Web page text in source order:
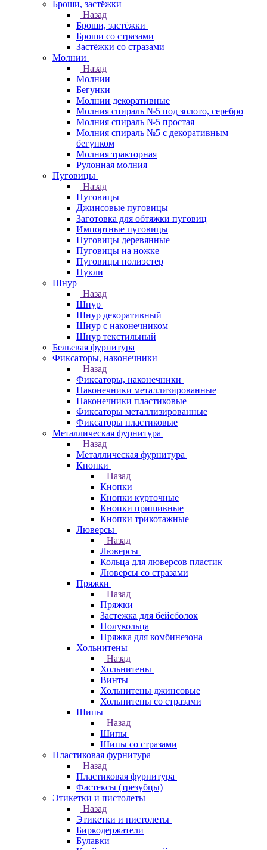
Броши, застёжки
Назад
Броши, застёжки
Броши со стразами
Застёжки со стразами
Молнии
Назад
Молнии
Бегунки
Молнии декоративные
Молния спираль №5 под золото, серебро
Молния спираль №5 простая
Молния спираль №5 с декоративным
бегунком
Молния тракторная
Рулонная молния
Пуговицы
Назад
Пуговицы
Джинсовые пуговицы
Заготовка для обтяжки пуговиц
Импортные пуговицы
Пуговицы деревянные
Пуговицы на ножке
Пуговицы полиэстер
Пукли
Шнур
Назад
Шнур
Шнур декоративный
Шнур с наконечником
Шнур текстильный
Бельевая фурнитура
Фиксаторы, наконечники
Назад
Фиксаторы, наконечники
Наконечники металлизированные
Наконечники пластиковые
Фиксаторы металлизированные
Фиксаторы пластиковые
Металлическая фурнитура
Назад
Металлическая фурнитура
Кнопки
Назад
Кнопки
Кнопки курточные
Кнопки пришивные
Кнопки трикотажные
Люверсы
Назад
Люверсы
Кольца для люверсов пластик
Люверсы со стразами
Пряжки
Назад
Пряжки
Застежка для бейсболок
Полукольца
Пряжка для комбинезона
Хольнитены
Назад
Хольнитены
Винты
Хольнитены джинсовые
Хольнитены со стразами
Шипы
Назад
Шипы
Шипы со стразами
Пластиковая фурнитура
Назад
Пластиковая фурнитура
Фастексы (трезубцы)
Этикетки и пистолеты
Назад
Этикетки и пистолеты
Биркодержатели
Булавки